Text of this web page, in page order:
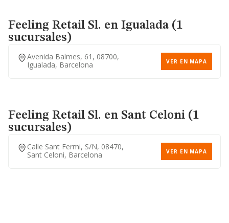
Feeling Retail Sl. en Igualada (1
sucursales)
Avenida Balmes, 61, 08700,
Igualada, Barcelona
VER EN MAPA
Feeling Retail Sl. en Sant Celoni (1
sucursales)
Calle Sant Fermi, S/n, 08470,
Sant Celoni, Barcelona
VER EN MAPA